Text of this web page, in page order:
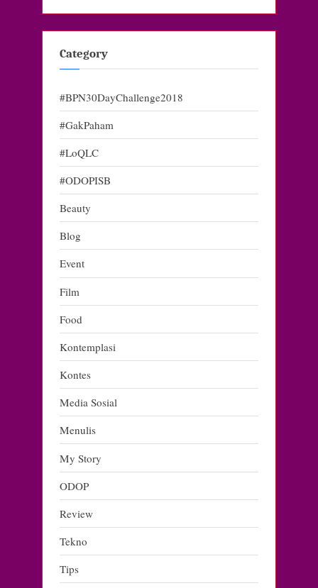
Category
#BPN30DayChallenge2018
#GakPaham
#LoQLC
#ODOPISB
Beauty
Blog
Event
Film
Food
Kontemplasi
Kontes
Media Sosial
Menulis
My Story
ODOP
Review
Tekno
Tips